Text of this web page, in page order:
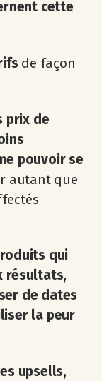
cette
de façon
prix de
pouvoir se
autant que
qui
résultats,
de dates
la peur
upsells,